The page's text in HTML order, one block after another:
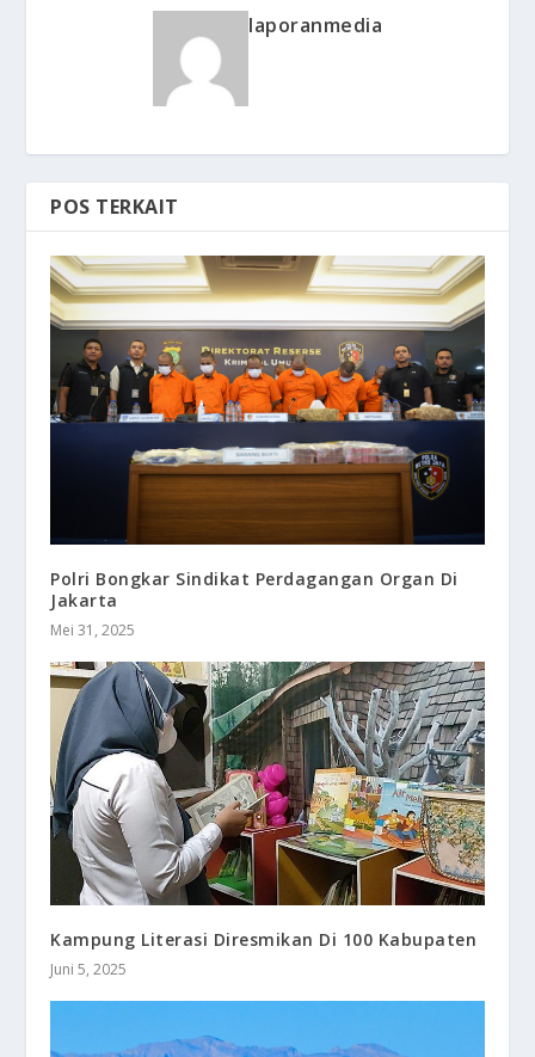
laporanmedia
POS TERKAIT
Polri Bongkar Sindikat Perdagangan Organ Di
Jakarta
Mei 31, 2025
Kampung Literasi Diresmikan Di 100 Kabupaten
Juni 5, 2025